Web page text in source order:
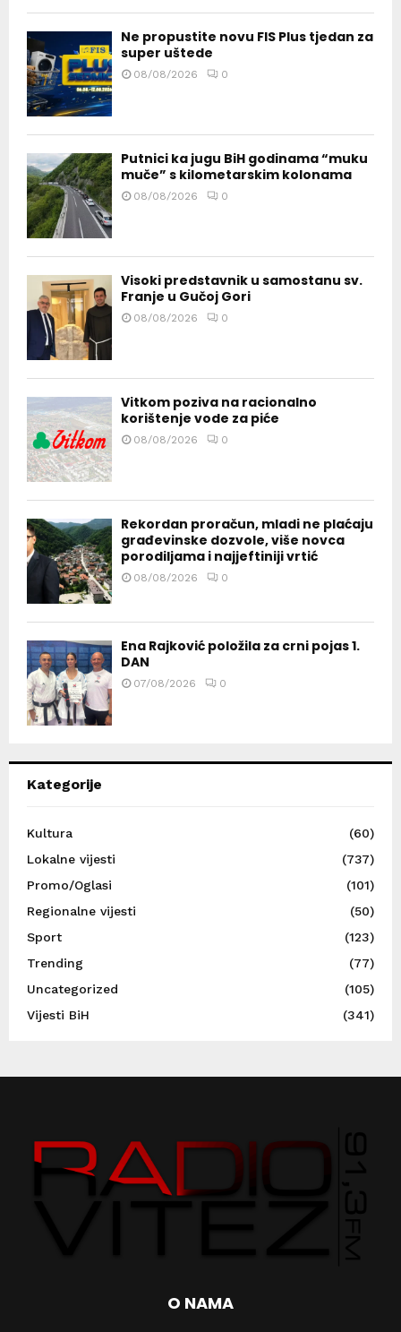
Ne propustite novu FIS Plus tjedan za
super uštede
08/08/2026 0
Putnici ka jugu BiH godinama “muku
muče” s kilometarskim kolonama
08/08/2026 0
Visoki predstavnik u samostanu sv.
Franje u Gučoj Gori
08/08/2026 0
Vitkom poziva na racionalno
korištenje vode za piće
08/08/2026 0
Rekordan proračun, mladi ne plaćaju
građevinske dozvole, više novca
porodiljama i najjeftiniji vrtić
08/08/2026 0
Ena Rajković položila za crni pojas 1.
DAN
07/08/2026 0
Kategorije
Kultura
(60)
Lokalne vijesti
(737)
Promo/Oglasi
(101)
Regionalne vijesti
(50)
Sport
(123)
Trending
(77)
Uncategorized
(105)
Vijesti BiH
(341)
O NAMA